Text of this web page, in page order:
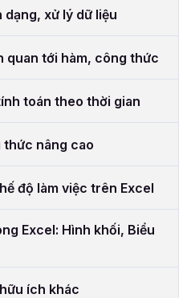
xử lý dữ liệu
quan tới hàm, công thức
toán theo thời gian
thức nâng cao
độ làm việc trên Excel
Excel: Hình khối, Biểu
ích khác